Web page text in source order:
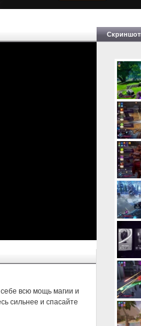
всю мощь магии и
сильнее и спасайте